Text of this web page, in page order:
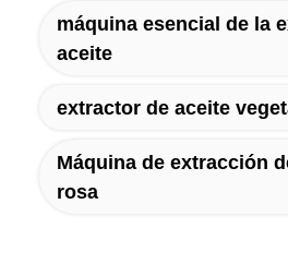
máquina esencial de la
aceite
extractor de aceite
Máquina de extracción
rosa